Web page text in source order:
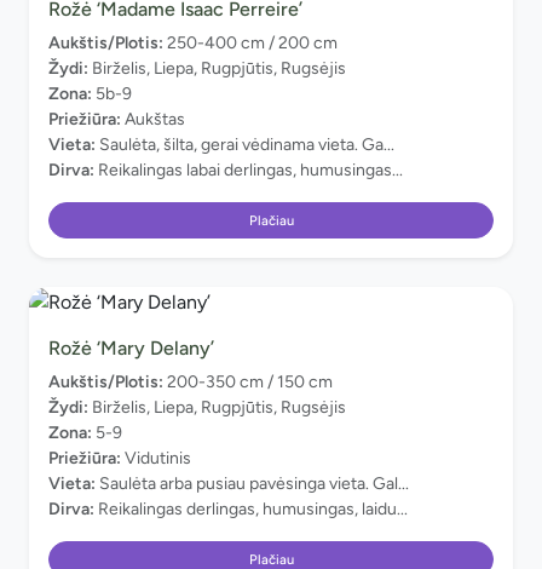
Rožė ‘Madame Isaac Perreire’
Aukštis/Plotis: 250-400 cm / 200 cm
Žydi: Birželis, Liepa, Rugpjūtis, Rugsėjis
Zona: 5b-9
Priežiūra: Aukštas
Vieta: Saulėta, šilta, gerai vėdinama vieta. Ga...
Dirva: Reikalingas labai derlingas, humusingas...
Plačiau
Rožė ‘Mary Delany’
Aukštis/Plotis: 200-350 cm / 150 cm
Žydi: Birželis, Liepa, Rugpjūtis, Rugsėjis
Zona: 5-9
Priežiūra: Vidutinis
Vieta: Saulėta arba pusiau pavėsinga vieta. Gal...
Dirva: Reikalingas derlingas, humusingas, laidu...
Plačiau